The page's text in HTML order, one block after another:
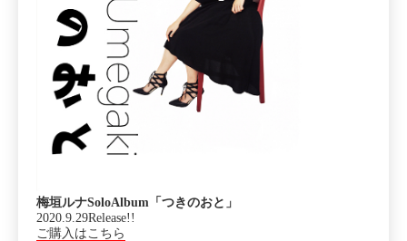
梅垣ルナSoloAlbum「つきのおと」
2020.9.29Release!!
ご購入はこちら